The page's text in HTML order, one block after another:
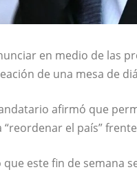
en medio de las
de una mesa de
afirmó que
el país”
este fin de semana